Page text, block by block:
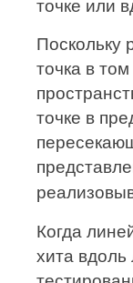
точке или
Поскольку
точка в
точке в
Когда
хита